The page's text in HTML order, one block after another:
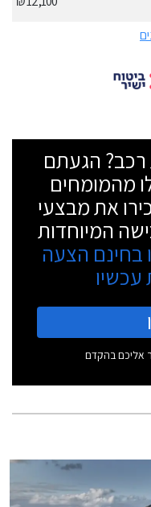
רכב? הגעתם
מהמומחים
את מבצעי
המיוחדות
בחינם הצעה
אליכם בהקדם